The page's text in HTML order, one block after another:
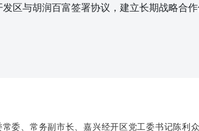
区与胡润百富签署协议，建立长期战略合
委、常务副市长、嘉兴经开区党工委书记陈利众